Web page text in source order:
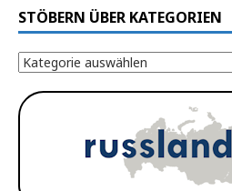
STÖBERN ÜBER KATEGORIEN